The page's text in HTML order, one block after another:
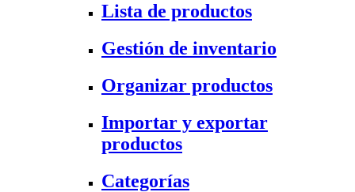
Lista de productos
Gestión de inventario
Organizar productos
Importar y exportar
productos
Categorías